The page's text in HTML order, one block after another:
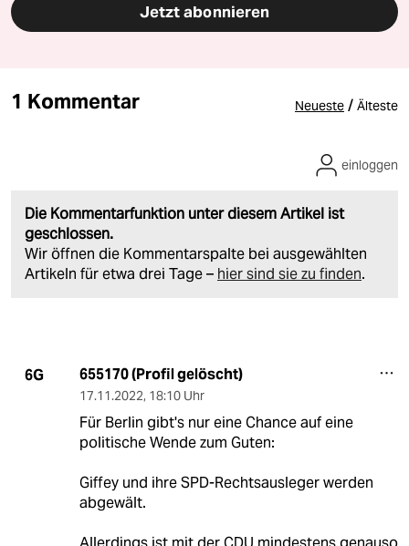
Jetzt abonnieren
1 Kommentar Neueste / Älteste
Die Kommentarfunktion unter diesem Artikel ist
geschlossen.
Wir öffnen die Kommentarspalte bei ausgewählten
Artikeln für etwa drei Tage – hier sind sie zu finden.
einloggen
6G 655170 (Profil gelöscht)
17.11.2022, 18:10 Uhr
Für Berlin gibt's nur eine Chance auf eine
politische Wende zum Guten:
Giffey und ihre SPD-Rechtsausleger werden
abgewält.